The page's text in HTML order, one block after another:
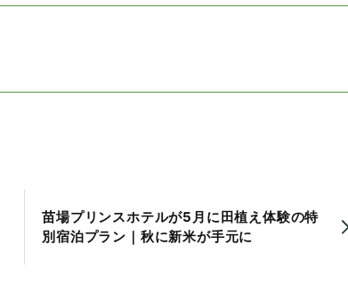
苗場プリンスホテルが5月に田植え体験の特
別宿泊プラン｜秋に新米が手元に